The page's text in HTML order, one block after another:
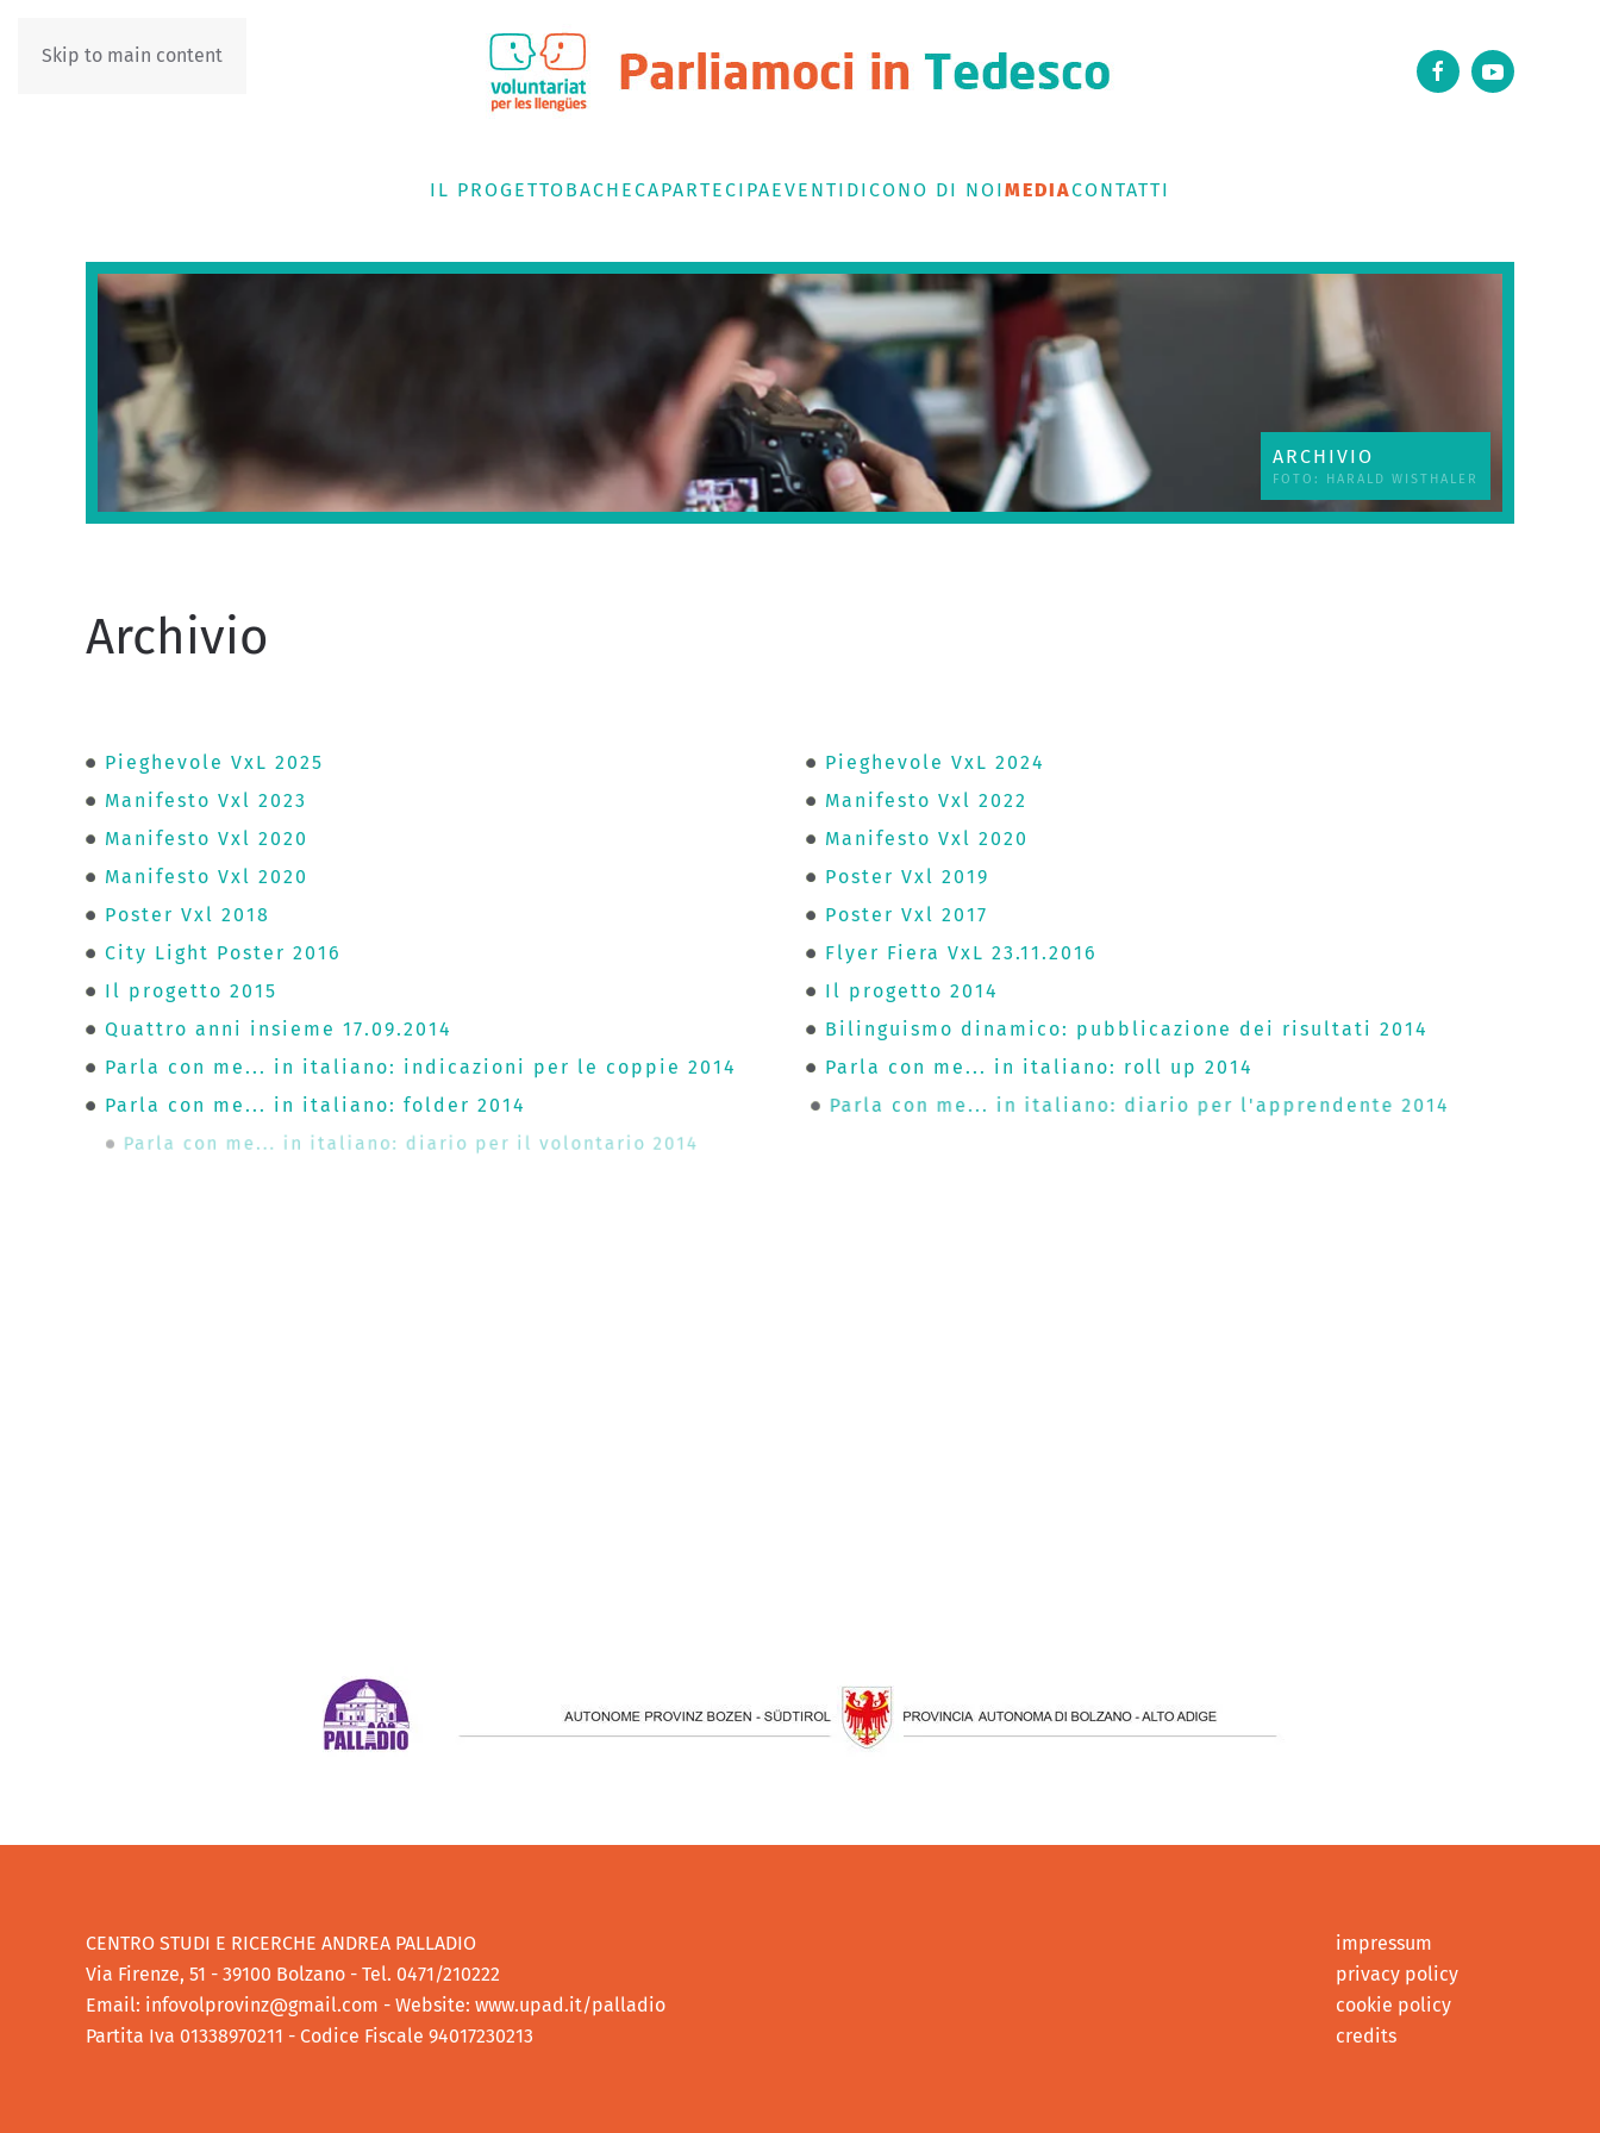
Skip to main content
IL PROGETTOBACHECAPARTECIPAEVENTI DICONO DI NOIMEDIACONTATTI
ARCHIVIO
FOTO: HARALD WISTHALER
Archivio
Pieghevole VxL 2025
Pieghevole VxL 2024
Manifesto Vxl 2023
Manifesto Vxl 2022
Manifesto Vxl 2020
Manifesto Vxl 2020
Manifesto Vxl 2020
Poster Vxl 2019
Poster Vxl 2018
Poster Vxl 2017
City Light Poster 2016
Flyer Fiera VxL 23.11.2016
Il progetto 2015
Il progetto 2014
Quattro anni insieme 17.09.2014
Bilinguismo dinamico: pubblicazione dei risultati 2014
Parla con me... in italiano: indicazioni per le coppie 2014
Parla con me... in italiano: roll up 2014
Parla con me... in italiano: folder 2014
Parla con me... in italiano: diario per l'apprendente 2014
Parla con me... in italiano: diario per il volontario 2014
CENTRO STUDI E RICERCHE ANDREA PALLADIO
Via Firenze, 51 - 39100 Bolzano - Tel. 0471/210222
Email: infovolprovinz@gmail.com - Website: www.upad.it/palladio
Partita Iva 01338970211 - Codice Fiscale 94017230213
impressum
privacy policy
cookie policy
credits